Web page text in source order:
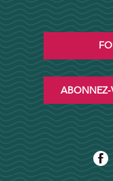
ABONNEZ-